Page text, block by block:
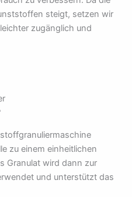
steigt, setzen wir
zugänglich und
zu einem einheitlichen
Granulat wird dann zur
und unterstützt das